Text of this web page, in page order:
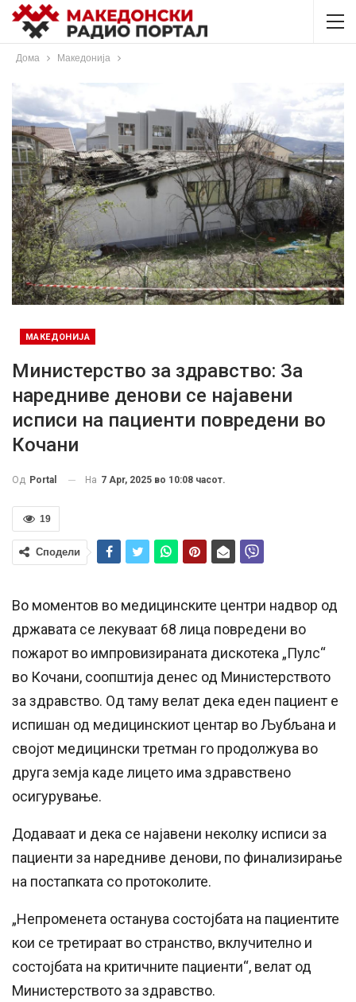
Дома Македонија
МАКЕДОНИЈА
Министерство за здравство: За
наредниве денови се најавени
исписи на пациенти повредени во
Кочани
Од Portal На 7 Apr, 2025 во 10:08 часот.
19
Сподели
Во моментов во медицинските центри надвор од
државата се лекуваат 68 лица повредени во
пожарот во импровизираната дискотека „Пулс“
во Кочани, соопштија денес од Министерството
за здравство. Од таму велат дека еден пациент е
испишан од медицинскиот центар во Љубљана и
својот медицински третман го продолжува во
друга земја каде лицето има здравствено
осигурување.
Додаваат и дека се најавени неколку исписи за
пациенти за наредниве денови, по финализирање
на постапката со протоколите.
„Непроменета останува состојбата на пациентите
кои се третираат во странство, вклучително и
состојбата на критичните пациенти“, велат од
Министерството за здравство.